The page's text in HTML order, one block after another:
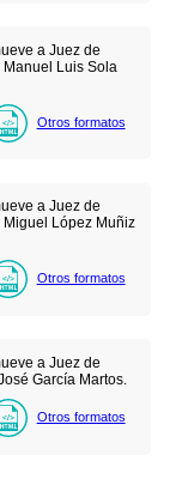
a Juez de
Manuel Luis Sola
Otros formatos
a Juez de
Miguel López Muñiz
Otros formatos
a Juez de
García Martos.
Otros formatos